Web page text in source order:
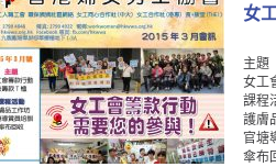
女
主題
女工
課程
護膚
官塘
傘布